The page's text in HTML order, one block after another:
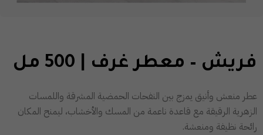
فريش – معطر غرف | 500 مل
عطر منعش وأنيق يمزج بين النفحات الحمضية المشرقة واللمسات
الزهرية الرقيقة مع قاعدة ناعمة من المسك والأخشاب، ليمنح المكان
رائحة نظيفة ومنعشة.